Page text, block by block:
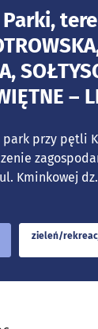
Parki,
–
przy pętli
Kminkowej
zieleń/